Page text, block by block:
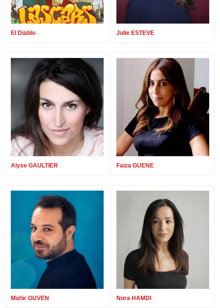
El Diablo Julie ESTEVE
Alyse GAULTIER Faiza GUENE
Mahir GUVEN Nora HAMDI